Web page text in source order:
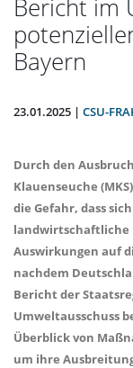
Bericht im
Bayern
23.01.2025 | CSU-
Durch den
Klauenseuche
die Gefahr, dass
landwirtschaftliche
Auswirkungen auf
nachdem
Bericht der
Umweltausschuss
Überblick von
um ihre